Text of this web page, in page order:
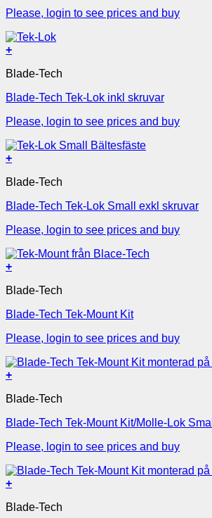
Please, login to see prices and buy
+
Blade-Tech
Blade-Tech Tek-Lok inkl skruvar
Please, login to see prices and buy
+
Blade-Tech
Blade-Tech Tek-Lok Small exkl skruvar
Please, login to see prices and buy
+
Blade-Tech
Blade-Tech Tek-Mount Kit
Please, login to see prices and buy
+
Blade-Tech
Blade-Tech Tek-Mount Kit/Molle-Lok Small
Please, login to see prices and buy
+
Blade-Tech